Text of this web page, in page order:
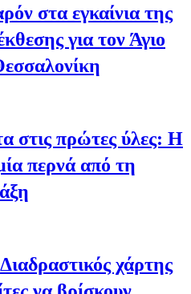
στα εγκαίνια της
για τον Άγιο
στις πρώτες ύλες: Η
περνά από τη
χάρτης